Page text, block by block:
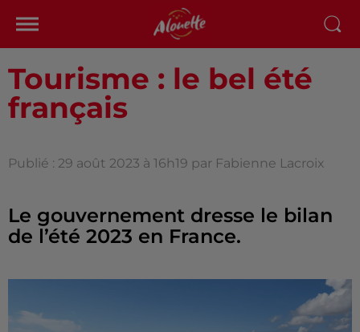
Tourisme : le bel été
français
Publié : 29 août 2023 à 16h19 par Fabienne Lacroix
Le gouvernement dresse le bilan
de l’été 2023 en France.